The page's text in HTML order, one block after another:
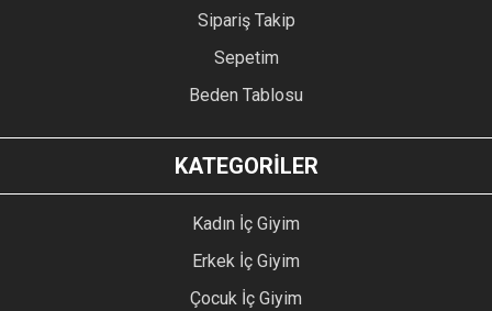
Sipariş Takip
Sepetim
Beden Tablosu
KATEGORİLER
Kadın İç Giyim
Erkek İç Giyim
Çocuk İç Giyim